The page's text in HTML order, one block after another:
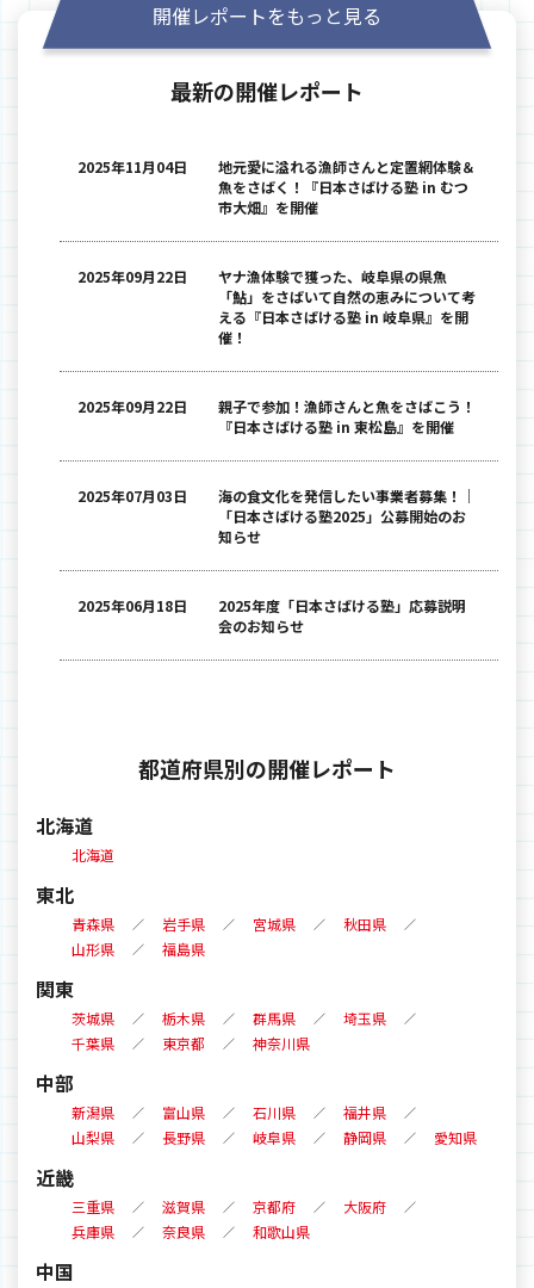
開催レポートをもっと見る
最新の開催レポート
2025年11月04日
地元愛に溢れる漁師さんと定置網体験＆
魚をさばく！『日本さばける塾 in むつ
市大畑』を開催
2025年09月22日
ヤナ漁体験で獲った、岐阜県の県魚
「鮎」をさばいて自然の恵みについて考
える『日本さばける塾 in 岐阜県』を開
催！
2025年09月22日
親子で参加！漁師さんと魚をさばこう！
『日本さばける塾 in 東松島』を開催
2025年07月03日
海の食文化を発信したい事業者募集！｜
「日本さばける塾2025」公募開始のお
知らせ
2025年06月18日
2025年度「日本さばける塾」応募説明
会のお知らせ
都道府県別の開催レポート
北海道
北海道
東北
青森県 岩手県 宮城県
秋田県
山形県
福島県
関東
茨城県 栃木県 群馬県
埼玉県
千葉県
東京都 神奈川県
中部
新潟県 富山県 石川県
福井県
山梨県
長野県 岐阜県 静岡県 愛知県
近畿
三重県 滋賀県 京都府
大阪府
兵庫県
奈良県 和歌山県
中国